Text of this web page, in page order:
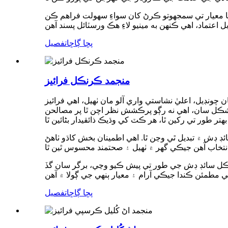
معيار تي سمجهوتو ڪرڻ کان سواءِ سهولت فراهم ڪن
پڇا ڳاڇاتفصيل
منجمد ڪرنڪل فرائيز
اعليٰ نشاستي واري آلو مان ٺهيل، اهي فرائيز
سان، اهي نه رڳو پرڪشش نظر اچن ٿا پر مصالحن
ڊش ۾ تبديل ٿي وڃن ٿا. اهي اطمينان بخش کاڌو ٺاهڻ
سائڊ ڊش جي طور تي پيش ڪيو وڃي، برگر سان گڏ
پڇا ڳاڇاتفصيل